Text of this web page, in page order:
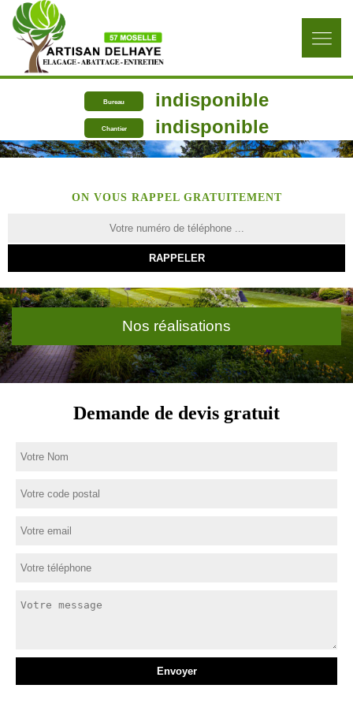
Bureau indisponible
Chantier indisponible
ON VOUS RAPPEL GRATUITEMENT
Nos réalisations
Demande de devis gratuit